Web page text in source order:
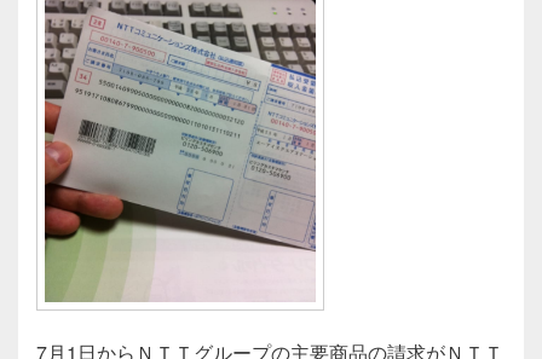
7月1日からＮＴＴグループの主要商品の請求がＮＴＴ